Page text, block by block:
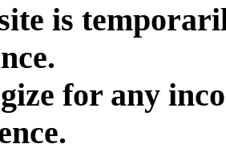
is
for any